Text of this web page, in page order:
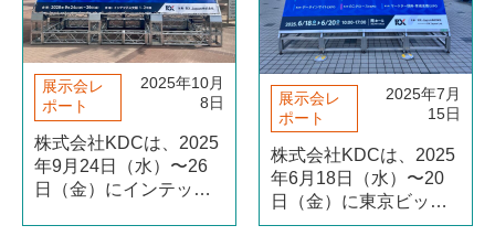
する（続きを読む）
本記事では、圧着はが
きがコスト優位になり
やすい理由をシンプル
に解（続きを読む）
展示会レ
ポート
2025年10月
8日
株式会社KDCは、2025
年9月24日（水）〜26
日（金）にインテック
展示会レ
ポート
2025年7月
15日
株式会社KDCは、2025
年6月18日（水）〜20
日（金）に東京ビッグ
サイトで開催された